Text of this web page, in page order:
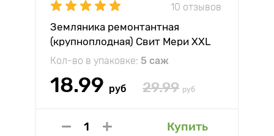
10 отзывов
Земляника ремонтантная
(крупноплодная) Свит Мери XXL
Кол-во в упаковке: 5 саж
18.99 руб 29.99 руб
Купить